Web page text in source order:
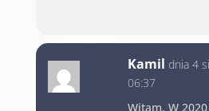
Kamil dnia 4
06:37
Witam. W